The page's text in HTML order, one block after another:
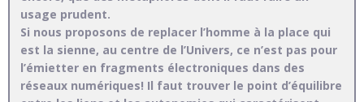
usage prudent.
Si nous proposons de replacer l’homme à la place qui
est la sienne, au centre de l’Univers, ce n’est pas pour
l’émietter en fragments électroniques dans des
réseaux numériques! Il faut trouver le point d’équilibre